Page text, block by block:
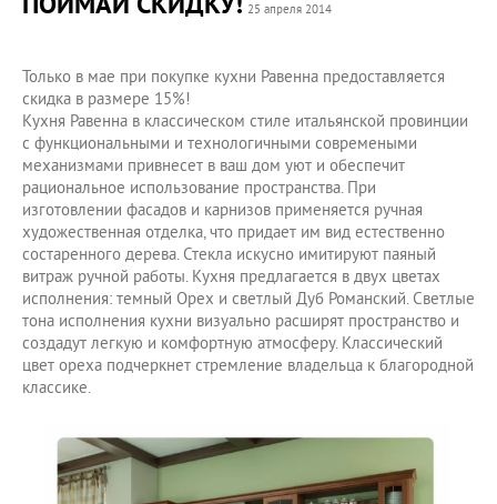
25 апреля 2014
Только в мае при покупке кухни Равенна предоставляется
скидка в размере 15%!
Кухня Равенна в классическом стиле итальянской провинции
с функциональными и технологичными современыми
механизмами привнесет в ваш дом уют и обеспечит
рациональное использование пространства. При
изготовлении фасадов и карнизов применяется ручная
художественная отделка, что придает им вид естественно
состаренного дерева. Стекла искусно имитируют паяный
витраж ручной работы. Кухня предлагается в двух цветах
исполнения: темный Орех и светлый Дуб Романский. Светлые
тона исполнения кухни визуально расширят пространство и
создадут легкую и комфортную атмосферу. Классический
цвет ореха подчеркнет стремление владельца к благородной
классике.